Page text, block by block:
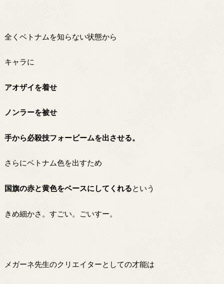
全くベトナムを知らない状態から
キャラに
アオザイを着せ
ノンラーを被せ
手から必殺技フォービームを出させる。
さらにベトナム色を出すため
国旗の赤と黄色をベースにしてくれるという
きめ細かさ。すごい。ごいすー。
メガーネ先生のクリエイターとしての才能は